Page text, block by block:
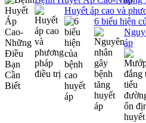
Huyết áp cao và
6 biểu hiện
áp